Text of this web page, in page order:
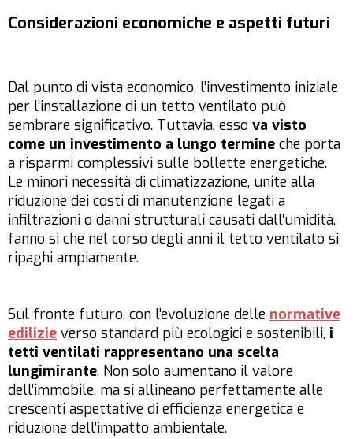
Considerazioni economiche e aspetti futuri
Dal punto di vista economico, l’investimento iniziale
per l’installazione di un tetto ventilato può
sembrare significativo. Tuttavia, esso va visto
come un investimento a lungo termine che porta
a risparmi complessivi sulle bollette energetiche.
Le minori necessità di climatizzazione, unite alla
riduzione dei costi di manutenzione legati a
infiltrazioni o danni strutturali causati dall’umidità,
fanno sì che nel corso degli anni il tetto ventilato si
ripaghi ampiamente.
Sul fronte futuro, con l’evoluzione delle normative
edilizie verso standard più ecologici e sostenibili, i
tetti ventilati rappresentano una scelta
lungimirante. Non solo aumentano il valore
dell’immobile, ma si allineano perfettamente alle
crescenti aspettative di efficienza energetica e
riduzione dell’impatto ambientale.